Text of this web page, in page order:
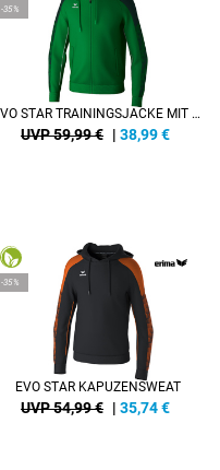
-35%
EVO STAR TRAININGSJACKE MIT KAPUZE
UVP 59,99 € | 38,99€
-35%
EVO STAR KAPUZENSWEAT
UVP 54,99 € | 35,74€